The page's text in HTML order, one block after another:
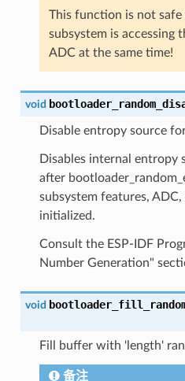
This function is not
subsystem is accessing
ADC at the same time!
void
Disable entropy source
Disables internal entropy
after
subsystem features, ADC,
initialized.
Consult the ESP-IDF
Number Generation"
void
Fill buffer with 'length'
备注